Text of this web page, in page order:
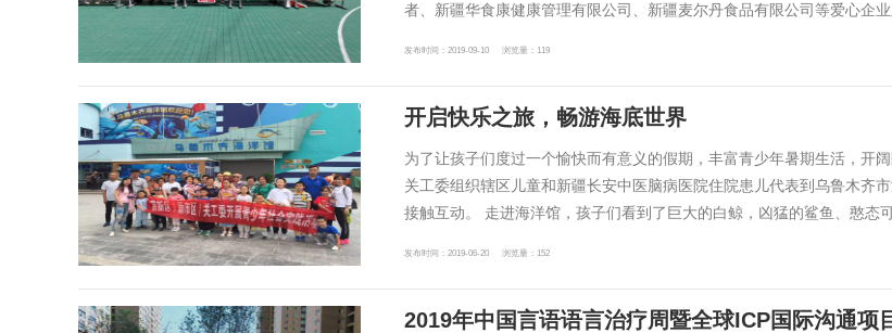
者、新疆华食康健康管理有限公司、新疆麦尔丹食品有限公司等爱心企业
发布时间：2019-09-10 浏览量：119
开启快乐之旅，畅游海底世界
为了让孩子们度过一个愉快而有意义的假期，丰富青少年暑期生活，开
关工委组织辖区儿童和新疆长安中医脑病医院住院患儿代表到乌鲁木齐
接触互动。 走进海洋馆，孩子们看到了巨大的白鲸，凶猛的鲨鱼、憨态
发布时间：2019-06-20 浏览量：152
2019年中国言语语言治疗周暨全球ICP国际沟通项